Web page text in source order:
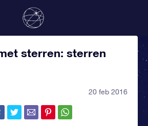
sterren: sterren
20 feb 2016